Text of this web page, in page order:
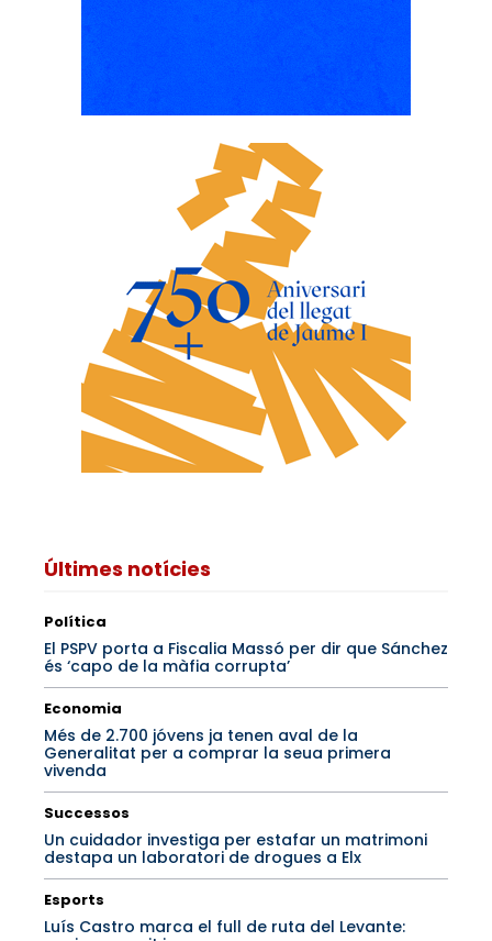
Últimes notícies
Política
El PSPV porta a Fiscalia Massó per dir que Sánchez
és ‘capo de la màfia corrupta’
Economia
Més de 2.700 jóvens ja tenen aval de la
Generalitat per a comprar la seua primera
vivenda
Successos
Un cuidador investiga per estafar un matrimoni
destapa un laboratori de drogues a Elx
Esports
Luís Castro marca el full de ruta del Levante: